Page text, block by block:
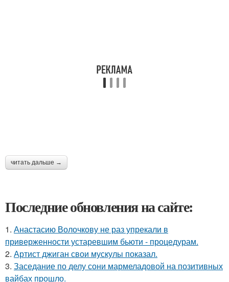
читать дальше →
Последние обновления на сайте:
1. Анастасию Волочкову не раз упрекали в
приверженности устаревшим бьюти - процедурам.
2. Артист джиган свои мускулы показал.
3. Заседание по делу сони мармеладовой на позитивных
вайбах прошло.